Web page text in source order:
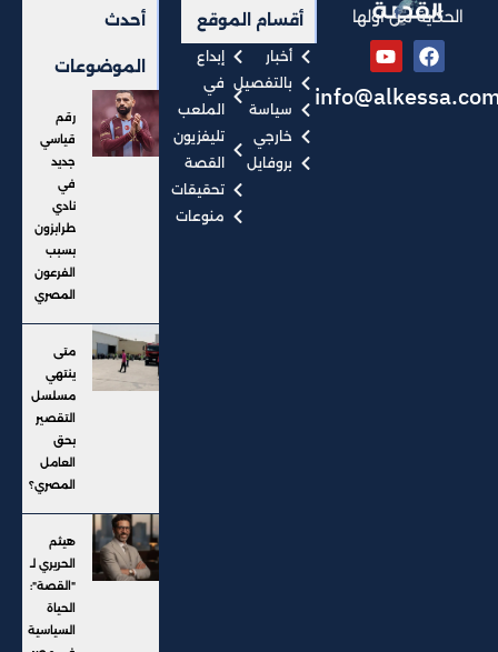
الحكاية من أولها أقسام الموقع
أخبار
بالتفصيل
سياسة
خارجي
بروفايل
إبداع
في
الملعب
تليفزيون
القصة
تحقيقات
منوعات
أحدث
الموضوعات
رقم
قياسي
جديد
في
نادي
طرابزون
بسبب
الفرعون
المصري
متى
ينتهي
مسلسل
التقصير
بحق
العامل
المصري؟
هيثم
الحريري لـ
"القصة":
الحياة
السياسية